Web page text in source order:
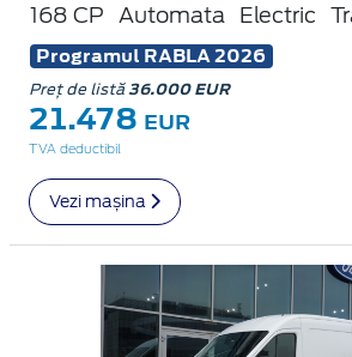
168 CP Automata Electric
Programul RABLA 2026
Preț de listă36.000 EUR
21.478 EUR
TVA deductibil
Vezi mașina